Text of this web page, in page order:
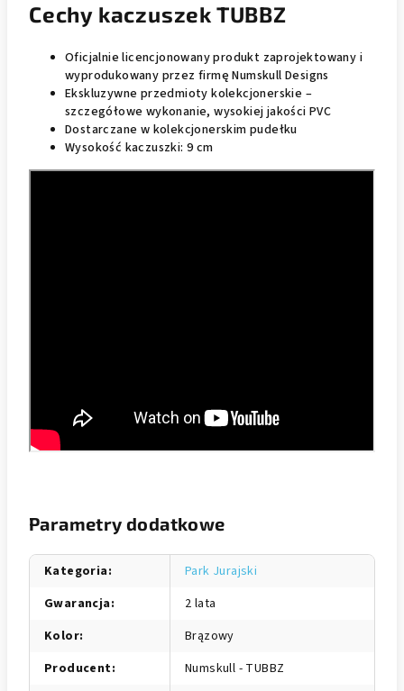
Cechy kaczuszek TUBBZ
Oficjalnie licencjonowany produkt zaprojektowany i
wyprodukowany przez firmę Numskull Designs
Ekskluzywne przedmioty kolekcjonerskie –
szczegółowe wykonanie, wysokiej jakości PVC
Dostarczane w kolekcjonerskim pudełku
Wysokość kaczuszki: 9 cm
Parametry dodatkowe
Kategoria:
Park Jurajski
Gwarancja:
2 lata
Kolor:
Brązowy
Producent:
Numskull - TUBBZ